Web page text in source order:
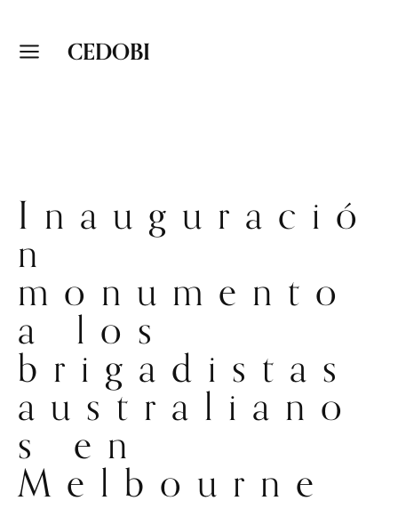
CEDOBI
Inauguració
n
monumento
a los
brigadistas
australiano
s en
Melbourne